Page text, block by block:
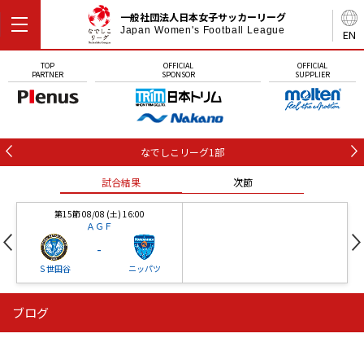
EN
一般社団法人日本女子サッカーリーグ
Japan Women's Football League
TOP
PARTNER
OFFICIAL
SPONSOR
OFFICIAL
SUPPLIER
なでしこリーグ1部
試合結果 次節
第15節 08/08 (土) 16:00
ＡＧＦ
Ｓ世田谷
-
ニッパツ
ニッパツ 石人の星
ブログ